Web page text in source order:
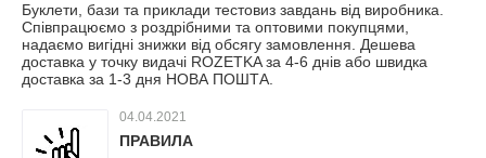
Буклети, бази та приклади тестовиз завдань від виробника.
Співпрацюємо з роздрібними та оптовими покупцями,
надаємо вигідні знижки від обсягу замовлення. Дешева
доставка у точку видачі ROZETKA за 4-6 днів або швидка
доставка за 1-3 дня НОВА ПОШТА.
04.04.2021
ПРАВИЛА